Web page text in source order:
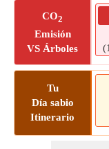
CO2
Emisión
VS Árboles
Tu
Día sabio
Itinerario